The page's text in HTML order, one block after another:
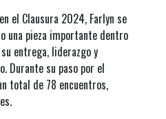
el Clausura 2024, Farlyn se
una pieza importante dentro
entrega, liderazgo y
Durante su paso por el
total de 78 encuentros,